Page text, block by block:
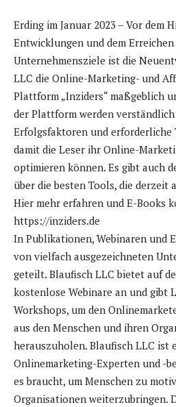
Erding im Januar 2023 – Vor dem
Entwicklungen und dem
Unternehmensziele ist die
LLC die Online-Marketing- und
Plattform „Inziders“ maßgeblich
der Plattform werden
Erfolgsfaktoren und erforderliche
damit die Leser ihr Online-
optimieren können. Es gibt auch
über die besten Tools, die derzeit
Hier mehr erfahren und E-Books
https://inziders.de
In Publikationen, Webinaren und
von vielfach ausgezeichneten
geteilt. Blaufisch LLC bietet auf
kostenlose Webinare an und gibt
Workshops, um den
aus den Menschen und ihren
herauszuholen. Blaufisch LLC ist
Onlinemarketing-Experten und -
es braucht, um Menschen zu
Organisationen weiterzubringen.